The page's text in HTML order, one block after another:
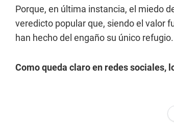
Porque, en última instancia, el miedo
veredicto popular que, siendo el valor
han hecho del engaño su único refugio.
Como queda claro en redes sociales,